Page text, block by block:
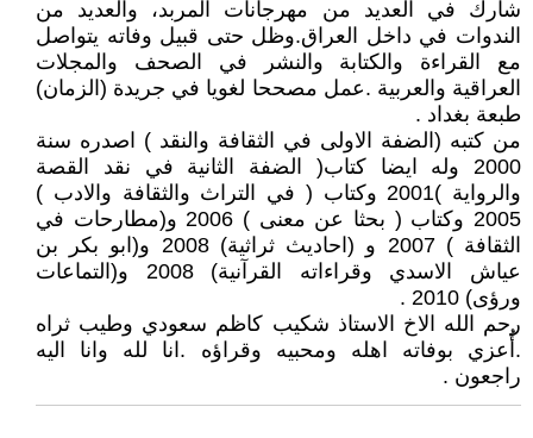
شارك في العديد من مهرجانات المربد، والعديد من
الندوات في داخل العراق.وظل حتى قبيل وفاته يتواصل
مع القراءة والكتابة والنشر في الصحف والمجلات
العراقية والعربية .عمل مصححا لغويا في جريدة (الزمان)
طبعة بغداد .
من كتبه (الضفة الاولى في الثقافة والنقد ) اصدره سنة
2000 وله ايضا كتاب( الضفة الثانية في نقد القصة
والرواية )2001 وكتاب ( في التراث والثقافة والادب )
2005 وكتاب ( بحثا عن معنى ) 2006 و(مطارحات في
الثقافة ) 2007 و (احاديث ثراثية) 2008 و(ابو بكر بن
عياش الاسدي وقراءاته القرآنية) 2008 و(التماعات
ورؤى) 2010 .
رحم الله الاخ الاستاذ شكيب كاظم سعودي وطيب ثراه
.أُعزي بوفاته اهله ومحبيه وقراؤه .انا لله وانا اليه
راجعون .